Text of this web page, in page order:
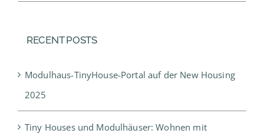
RECENT POSTS
Modulhaus-TinyHouse-Portal auf der New Housing
2025
Tiny Houses und Modulhäuser: Wohnen mit